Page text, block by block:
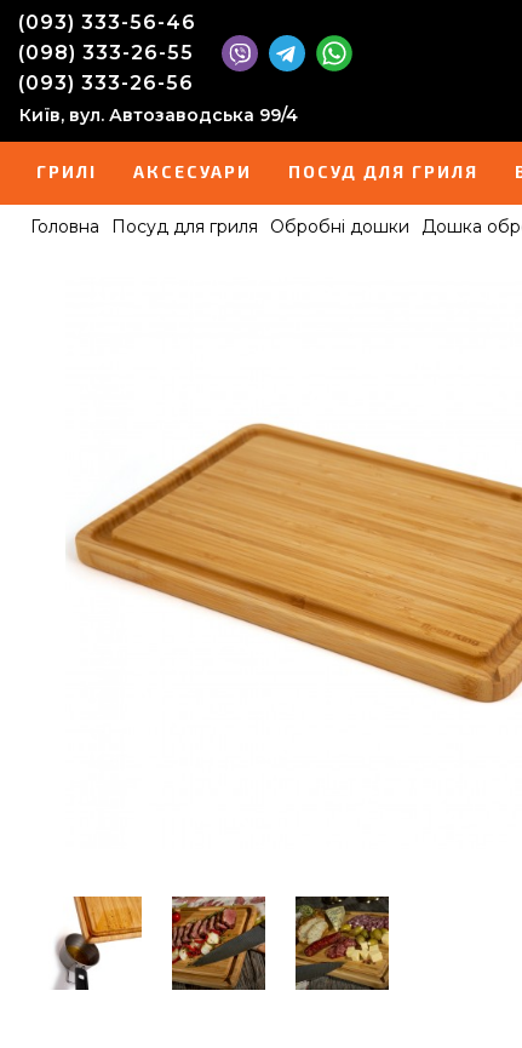
(093) 333-56-46
(098) 333-26-55
(093) 333-26-56
Київ, вул. Автозаводська 99/4
ГРИЛІ АКСЕСУАРИ ПОСУД ДЛЯ ГРИЛЯ
Головна Посуд для гриля Обробні дошки Дошка